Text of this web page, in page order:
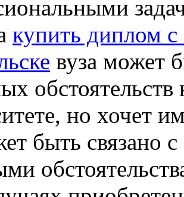
купить диплом с
вуза может
но хочет
быть связано